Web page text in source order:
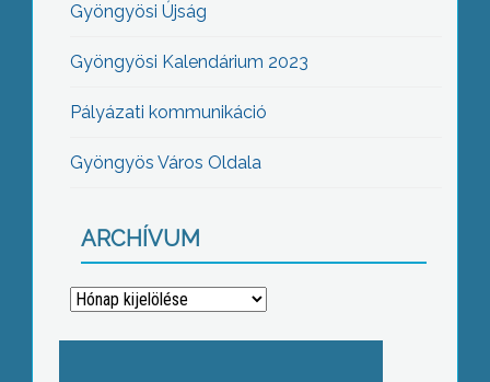
Gyöngyösi Újság
Gyöngyösi Kalendárium 2023
Pályázati kommunikáció
Gyöngyös Város Oldala
ARCHÍVUM
Archívum